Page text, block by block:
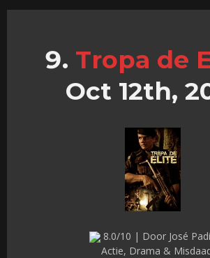
Tropa de
Oct 12th,
8.0/10 | Door José
Actie, Drama &